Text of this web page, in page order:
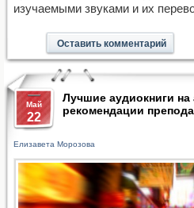
изучаемыми звуками и их
Оставить комментарий
Май
22
Лучшие аудиокниги
рекомендации
Елизавета Морозова